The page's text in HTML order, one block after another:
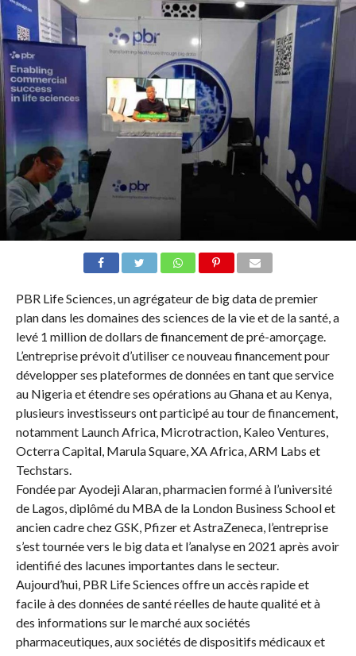
PBR Life Sciences, un agrégateur de big data de premier
plan dans les domaines des sciences de la vie et de la santé, a
levé 1 million de dollars de financement de pré-amorçage.
L’entreprise prévoit d’utiliser ce nouveau financement pour
développer ses plateformes de données en tant que service
au Nigeria et étendre ses opérations au Ghana et au Kenya,
plusieurs investisseurs ont participé au tour de financement,
notamment Launch Africa, Microtraction, Kaleo Ventures,
Octerra Capital, Marula Square, XA Africa, ARM Labs et
Techstars.
Fondée par Ayodeji Alaran, pharmacien formé à l’université
de Lagos, diplômé du MBA de la London Business School et
ancien cadre chez GSK, Pfizer et AstraZeneca, l’entreprise
s’est tournée vers le big data et l’analyse en 2021 après avoir
identifié des lacunes importantes dans le secteur.
Aujourd’hui, PBR Life Sciences offre un accès rapide et
facile à des données de santé réelles de haute qualité et à
des informations sur le marché aux sociétés
pharmaceutiques, aux sociétés de dispositifs médicaux et